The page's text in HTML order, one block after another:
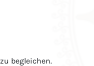
begleichen.